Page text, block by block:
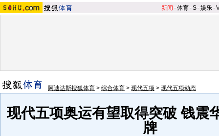
新闻 -体育-S-娱乐-
阿迪达斯搜狐体育 > 综合体育 > 现代五项 > 现代五项动态
现代五项奥运有望取得突破 钱震
牌